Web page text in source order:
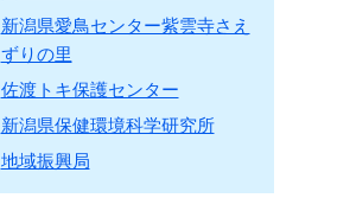
新潟県愛鳥センター紫雲寺さえ
ずりの里
佐渡トキ保護センター
新潟県保健環境科学研究所
地域振興局